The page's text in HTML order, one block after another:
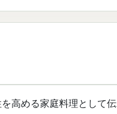
高める家庭料理として